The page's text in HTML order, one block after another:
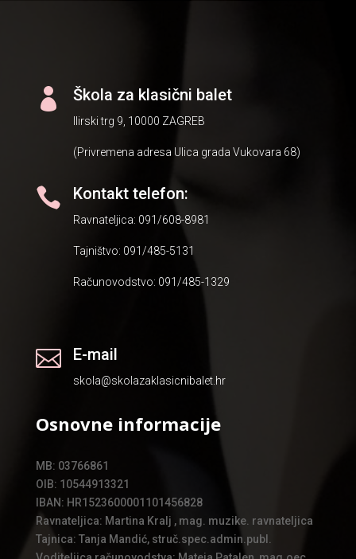
 Škola za klasični balet
Ilirski trg 9, 10000 ZAGREB
(Privremena adresa Ulica grada Vukovara 68)
 Kontakt telefon:
Ravnateljica: 091/608-8981
Tajništvo: 091/485-5131
Računovodstvo: 091/485-1329
 E-mail
skola@skolazaklasicnibalet.hr
Osnovne informacije
MB: 03766861
OIB: 10544913321
IBAN: HR1523600001101456828
Ravnateljica: Martina Kralj , mag. muzike. ravnateljica
Tajnica: Tanja Mandić, struč.spec.admin.publ.